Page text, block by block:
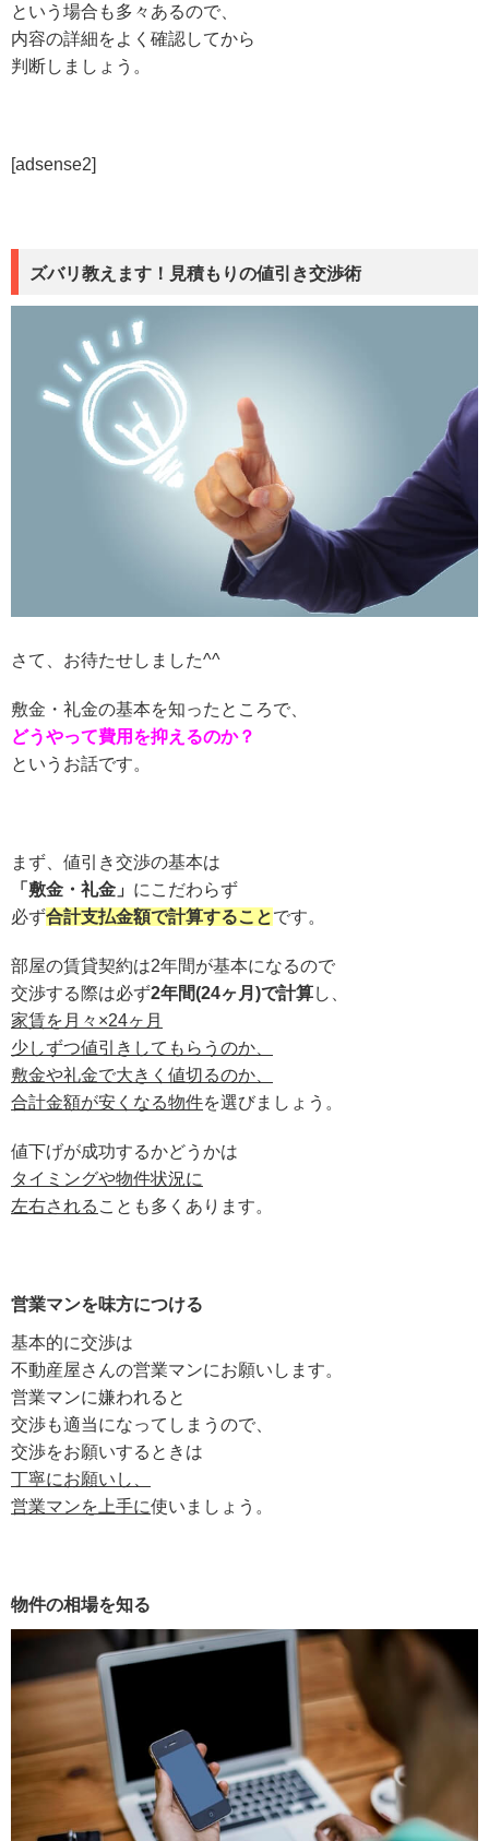
という場合も多々あるので、
内容の詳細をよく確認してから
判断しましょう。
[adsense2]
ズバリ教えます！見積もりの値引き交渉術
さて、お待たせしました^^
敷金・礼金の基本を知ったところで、
どうやって費用を抑えるのか？
というお話です。
まず、値引き交渉の基本は
「敷金・礼金」 にこだわらず
必ず合計支払金額で計算することです。
部屋の賃貸契約は2年間が基本になるので
交渉する際は必ず2年間(24ヶ月)で計算し、
家賃を月々×24ヶ月
少しずつ値引きしてもらうのか、
敷金や礼金で大きく値切るのか、
合計金額が安くなる物件を選びましょう。
値下げが成功するかどうかは
タイミングや物件状況に
左右される ことも多くあります。
営業マンを味方につける
基本的に交渉は
不動産屋さんの営業マンにお願いします。
営業マンに嫌われると
交渉も適当になってしまうので、
交渉をお願いするときは
丁寧にお願いし、
営業マンを上手に使いましょう。
物件の相場を知る